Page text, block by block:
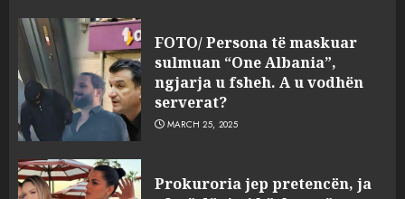
FOTO/ Persona të maskuar
sulmuan “One Albania”,
ngjarja u fsheh. A u vodhën
serverat?
MARCH 25, 2025
Prokuroria jep pretencën, ja